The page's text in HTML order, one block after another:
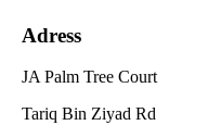
Adress
JA Palm Tree Court
Tariq Bin Ziyad Rd